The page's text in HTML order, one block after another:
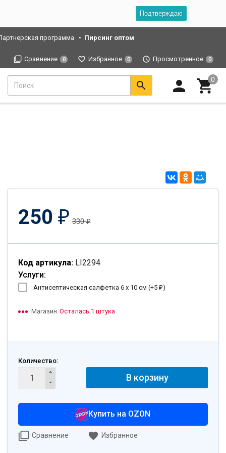
Подтверждаю
программа Пирсинг оптом
Сравнение 0 Избранное 0 Просмотренное 0
250 ₽ 330₽
Код артикула: LI2294
Услуги:
Антисептическая салфетка 6 х 10 см (+5 ₽)
Магазин Осталась 1 штука
Количество:
В корзину
Купить на OZON
Сравнение Избранное